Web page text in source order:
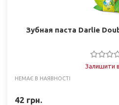
Зубная паста Darlie
Залишити
НЕМАЄ В НАЯВНОСТІ
42 грн.